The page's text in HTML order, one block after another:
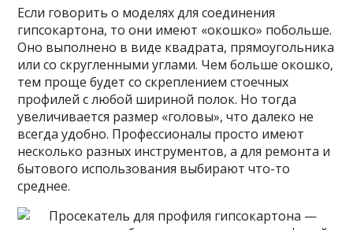
Если говорить о моделях для соединения
гипсокартона, то они имеют «окошко» побольше.
Оно выполнено в виде квадрата, прямоугольника
или со скругленными углами. Чем больше окошко,
тем проще будет со скреплением стоечных
профилей с любой шириной полок. Но тогда
увеличивается размер «головы», что далеко не
всегда удобно. Профессионалы просто имеют
несколько разных инструментов, а для ремонта и
бытового использования выбирают что-то
среднее.